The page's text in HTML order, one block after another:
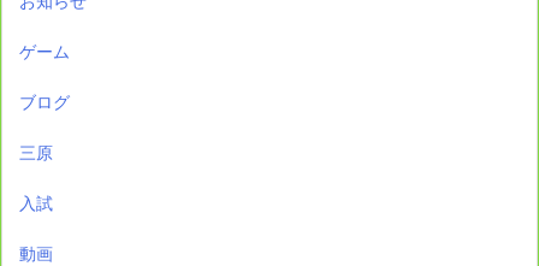
ゲーム
ブログ
三原
入試
動画